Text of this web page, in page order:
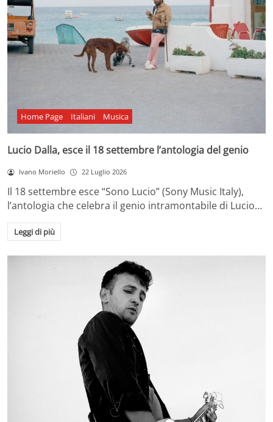
Home Page Italiani Musica
Lucio Dalla, esce il 18 settembre l’antologia del genio
Ivano Moriello 22 Luglio 2026
Il 18 settembre esce “Sono Lucio” (Sony Music Italy),
l’antologia che celebra il genio intramontabile di Lucio…
Leggi di più